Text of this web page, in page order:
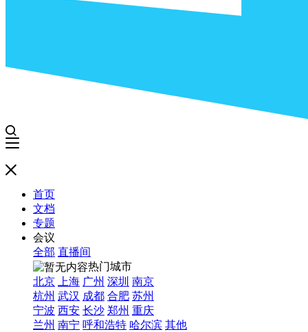
首页
文档
专题
会议
全部 直播间
热门城市
北京
上海 广州 深圳 南京
杭州 武汉 成都 合肥 苏州
宁波 西安 长沙 郑州 重庆
兰州 南宁 呼和浩特 哈尔滨 其他